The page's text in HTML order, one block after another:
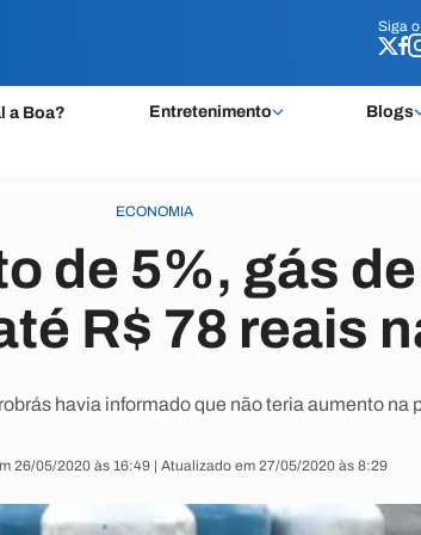
Siga o
a Boa? Entretenimento Blogs
Siga o
ECONOMIA
de 5%, gás
R$ 78 reais
havia informado que não teria aumento na
26/05/2020 às 16:49 | Atualizado em 27/05/2020 às 8:29